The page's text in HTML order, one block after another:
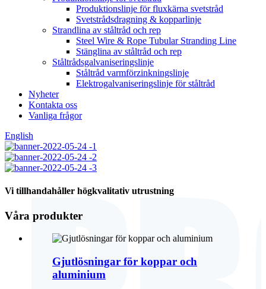
Produktionslinje för fluxkärna svetstråd
Svetstrådsdragning & kopparlinje
Strandlina av ståltråd och rep
Steel Wire & Rope Tubular Stranding Line
Stänglina av ståltråd och rep
Ståltrådsgalvaniseringslinje
Ståltråd varmförzinkningslinje
Elektrogalvaniseringslinje för ståltråd
Nyheter
Kontakta oss
Vanliga frågor
English
Vi tillhandahåller högkvalitativ utrustning
Våra produkter
Gjutlösningar för koppar och
aluminium